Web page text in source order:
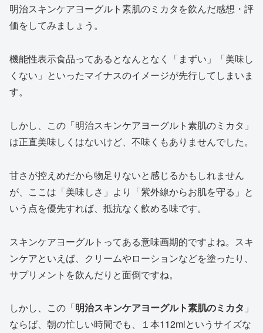
明治スキンケアヨーグルト素肌のミカタを飲んだ感想・評
価をしてみましょう。
機能性表示食品ってあるとなんとなく「まずい」「美味し
くない」といったマイナスのイメージが先行してしまいま
す。
しかし、この「明治スキンケアヨーグルト素肌のミカタ」
は正直美味しくはないけど、不味くもありませんでした。
甘さが控えめだから物足りないと感じるかもしれません
が、ここは「美味しさ」より「紫外線からお肌を守る」と
いう点を優先すれば、抵抗なく飲める味です。
スキンケアヨーグルトってある意味画期的ですよね。スキ
ンケアといえば、クリームやローションなどを塗ったり、
サプリメントを飲んだりと面倒ですね。
しかし、この「明治スキンケアヨーグルト素肌のミカタ 」
ならば、朝の忙しい時間でも、１本112mlというサイズな